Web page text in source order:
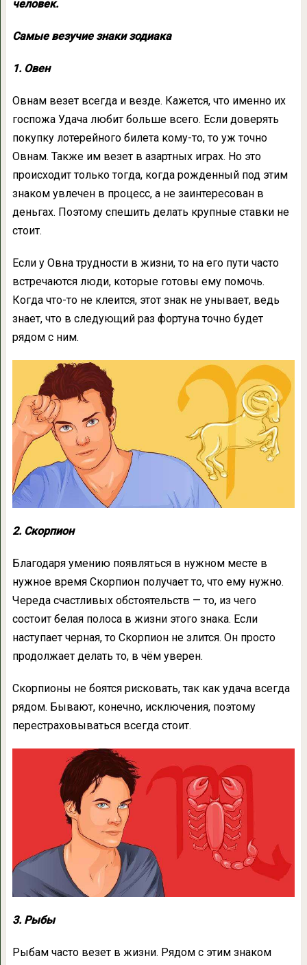
человек.
Самые везучие знаки зодиака
1. Овен
Овнам везет всегда и везде. Кажется, что именно их
госпожа Удача любит больше всего. Если доверять
покупку лотерейного билета кому-то, то уж точно
Овнам. Также им везет в азартных играх. Но это
происходит только тогда, когда рожденный под этим
знаком увлечен в процесс, а не заинтересован в
деньгах. Поэтому спешить делать крупные ставки не
стоит.
Если у Овна трудности в жизни, то на его пути часто
встречаются люди, которые готовы ему помочь.
Когда что-то не клеится, этот знак не унывает, ведь
знает, что в следующий раз фортуна точно будет
рядом с ним.
2. Скорпион
Благодаря умению появляться в нужном месте в
нужное время Скорпион получает то, что ему нужно.
Череда счастливых обстоятельств — то, из чего
состоит белая полоса в жизни этого знака. Если
наступает черная, то Скорпион не злится. Он просто
продолжает делать то, в чём уверен.
Скорпионы не боятся рисковать, так как удача всегда
рядом. Бывают, конечно, исключения, поэтому
перестраховываться всегда стоит.
3. Рыбы
Рыбам часто везет в жизни. Рядом с этим знаком